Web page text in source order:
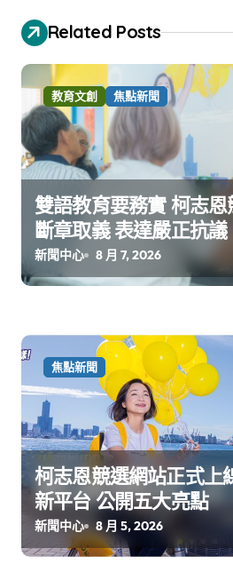
Related Posts
教育文創 焦點新聞
雙語教育要務實 柯志
斷章取義 表達嚴正抗議
新聞中心 8 月 7, 2026
焦點新聞
柯志恩競選網站正式上
新平台 公開五大亮點
新聞中心 8 月 5, 2026